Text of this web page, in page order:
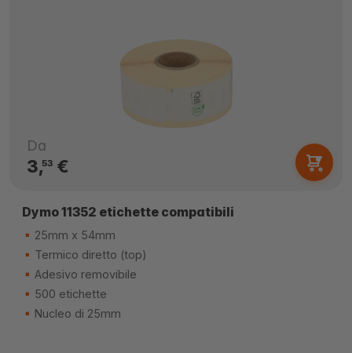
Da
3,53€
Dymo 11352 etichette compatibili
25mm x 54mm
Termico diretto (top)
Adesivo removibile
500 etichette
Nucleo di 25mm